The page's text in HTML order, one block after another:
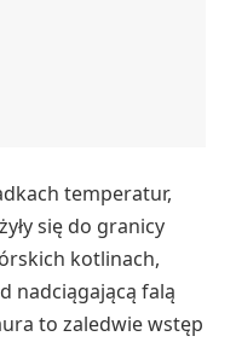
temperatur,
się do granicy
kotlinach,
nadciągającą falą
to zaledwie wstęp